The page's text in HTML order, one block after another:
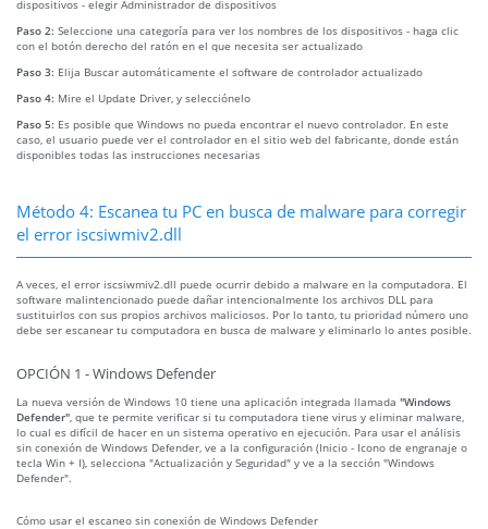
dispositivos - elegir Administrador de dispositivos
Paso 2: Seleccione una categoría para ver los nombres de los dispositivos - haga clic
con el botón derecho del ratón en el que necesita ser actualizado
Paso 3: Elija Buscar automáticamente el software de controlador actualizado
Paso 4: Mire el Update Driver, y selecciónelo
Paso 5: Es posible que Windows no pueda encontrar el nuevo controlador. En este
caso, el usuario puede ver el controlador en el sitio web del fabricante, donde están
disponibles todas las instrucciones necesarias
Método 4: Escanea tu PC en busca de malware para corregir
el error iscsiwmiv2.dll
A veces, el error iscsiwmiv2.dll puede ocurrir debido a malware en la computadora. El
software malintencionado puede dañar intencionalmente los archivos DLL para
sustituirlos con sus propios archivos maliciosos. Por lo tanto, tu prioridad número uno
debe ser escanear tu computadora en busca de malware y eliminarlo lo antes posible.
OPCIÓN 1 - Windows Defender
La nueva versión de Windows 10 tiene una aplicación integrada llamada "Windows
Defender" , que te permite verificar si tu computadora tiene virus y eliminar malware,
lo cual es difícil de hacer en un sistema operativo en ejecución. Para usar el análisis
sin conexión de Windows Defender, ve a la configuración (Inicio - Icono de engranaje o
tecla Win + I), selecciona "Actualización y Seguridad" y ve a la sección "Windows
Defender".
Cómo usar el escaneo sin conexión de Windows Defender